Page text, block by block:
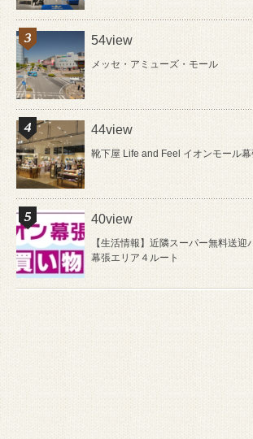
54view
メッセ・アミューズ・モール
44view
靴下屋 Life and Feel イオンモール
40view
【生活情報】近隣スーパー無料送
幕張エリア４ルート